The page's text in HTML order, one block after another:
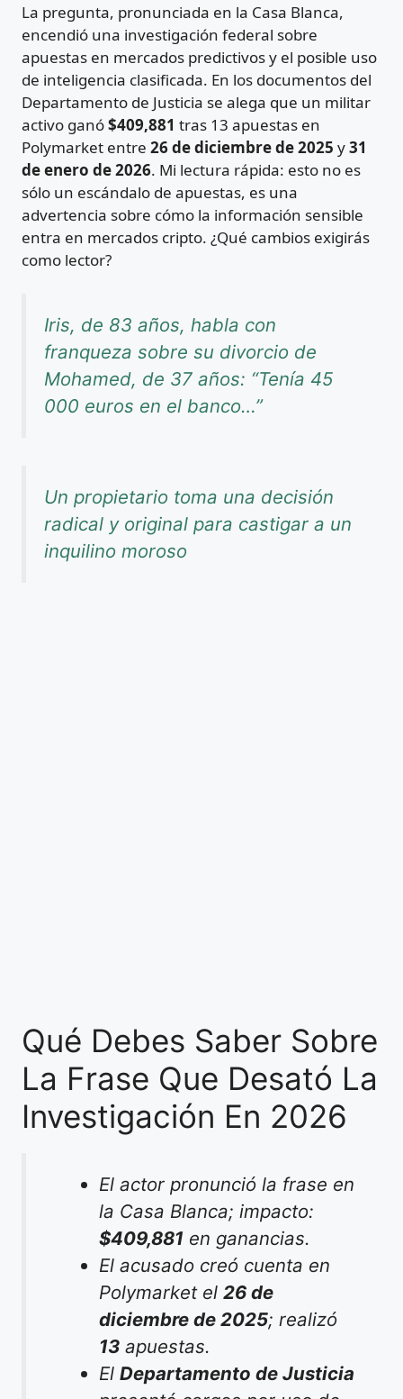
La pregunta, pronunciada en la Casa Blanca,
encendió una investigación federal sobre
apuestas en mercados predictivos y el posible uso
de inteligencia clasificada. En los documentos del
Departamento de Justicia se alega que un militar
activo ganó$409,881 tras 13 apuestas en
Polymarket entre 26 de diciembre de 2025 y31
de enero de 2026. Mi lectura rápida: esto no es
sólo un escándalo de apuestas, es una
advertencia sobre cómo la información sensible
entra en mercados cripto. ¿Qué cambios exigirás
como lector?
Iris, de 83 años, habla con
franqueza sobre su divorcio de
Mohamed, de 37 años: “Tenía 45
000 euros en el banco…”
Un propietario toma una decisión
radical y original para castigar a un
inquilino moroso
Qué Debes Saber Sobre
La Frase Que Desató La
Investigación En 2026
El actor pronunció la frase en
la Casa Blanca; impacto:
$409,881 en ganancias.
El acusado creó cuenta en
Polymarket el26 de
diciembre de 2025; realizó
13 apuestas.
ElDepartamento de Justicia